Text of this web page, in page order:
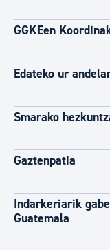
GGKEen
Edateko ur
Smarako
Gaztenpatia
Indarkeriarik
Guatemala